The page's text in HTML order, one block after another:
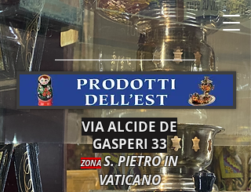
VIA ALCIDE DE
GASPERI 33
ZONA S. PIETRO IN
VATICANO